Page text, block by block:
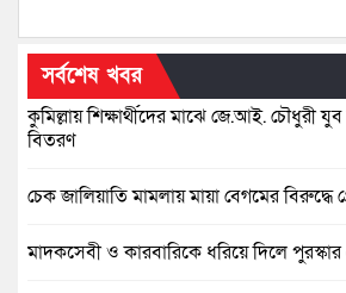
সর্বশেষ খবর
কুমিল্লায় শিক্ষার্থীদের মাঝে জে.আই. চৌধুরী
বিতরণ
চেক জালিয়াতি মামলায় মায়া বেগমের বিরুদ্ধে
মাদকসেবী ও কারবারিকে ধরিয়ে দিলে